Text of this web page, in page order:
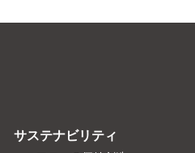
サステナビリティ